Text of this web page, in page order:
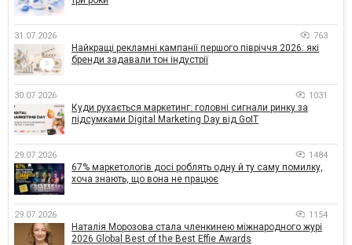
31.07.2026 763
Найкращі рекламні кампанії першого півріччя 2026: які
бренди задавали тон індустрії
30.07.2026 1031
Куди рухається маркетинг: головні сигнали ринку за
підсумками Digital Marketing Day від GoIT
29.07.2026 1484
67% маркетологів досі роблять одну й ту саму помилку,
хоча знають, що вона не працює
29.07.2026 1154
Наталія Морозова стала членкинею міжнародного журі
2026 Global Best of the Best Effie Awards